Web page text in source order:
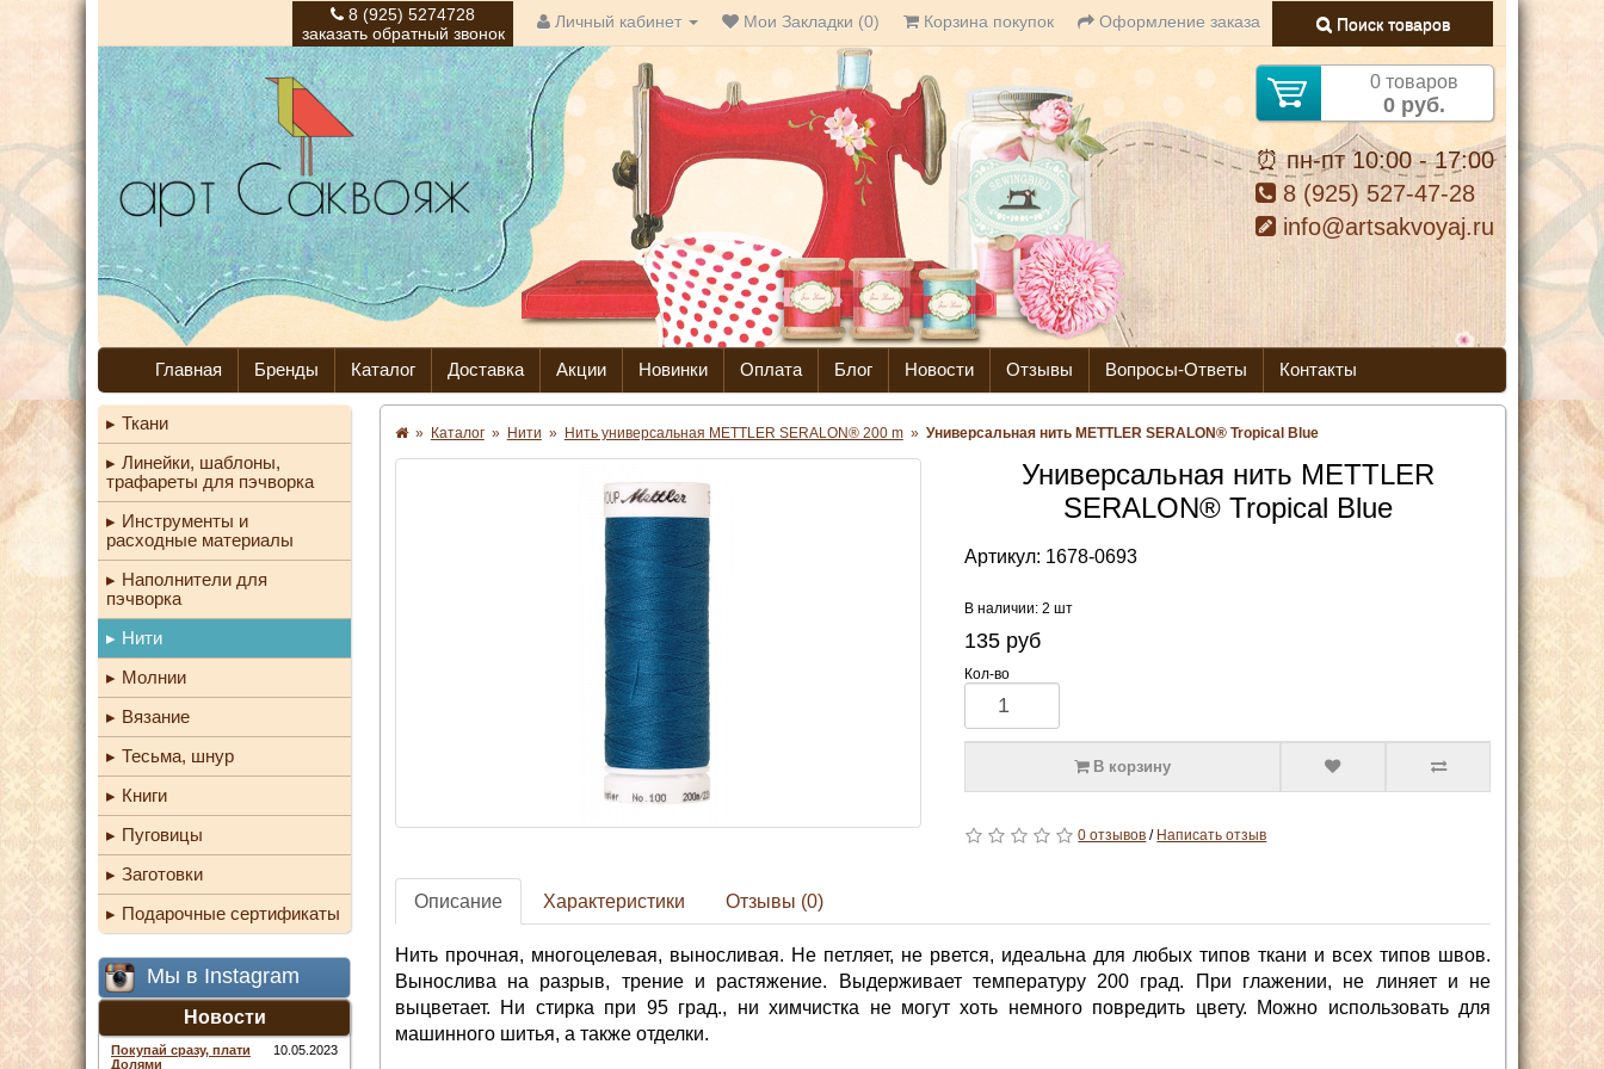
8 (925) 5274728
заказать обратный звонок
Личный кабинет Мои Закладки (0) Корзина покупок Оформление заказа Поиск товаров
0 товаров
0 руб.
⏰ пн-пт 10:00 - 17:00
8 (925) 527-47-28
info@artsakvoyaj.ru
Главная Бренды Каталог Доставка Акции Новинки Оплата Блог Новости Отзывы Вопросы-Ответы Контакты
Ткани
Линейки, шаблоны,
трафареты для пэчворка
Инструменты и
расходные материалы
Наполнители для
пэчворка
Нити
Молнии
Вязание
Тесьма, шнур
Книги
Пуговицы
Заготовки
Подарочные сертификаты
Мы в Instagram
Новости
Покупай сразу, плати
Долями
10.05.2023
» Каталог » Нити » Нить универсальная METTLER SERALON® 200 m » Универсальная нить METTLER SERALON® Tropical Blue
Универсальная нить METTLER
SERALON® Tropical Blue
Артикул: 1678-0693
В наличии: 2 шт
135 руб
Кол-во
В корзину
0 отзывов / Написать отзыв
Описание Характеристики Отзывы (0)
Нить прочная, многоцелевая, выносливая. Не петляет, не рвется, идеальна для любых типов ткани и всех типов швов.
Вынослива на разрыв, трение и растяжение. Выдерживает температуру 200 град. При глажении, не линяет и не
выцветает. Ни стирка при 95 град., ни химчистка не могут хоть немного повредить цвету. Можно использовать для
машинного шитья, а также отделки.